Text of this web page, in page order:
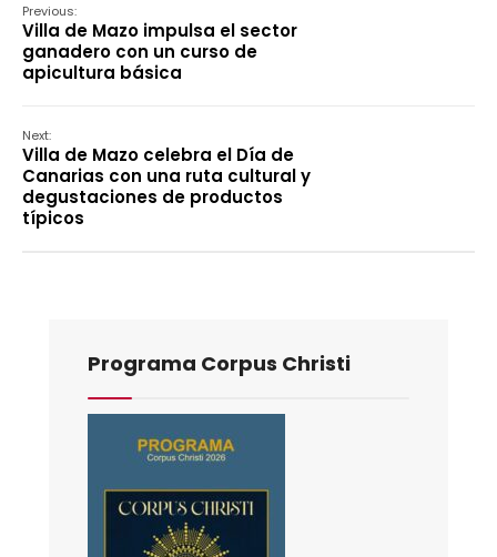
Previous:
Villa de Mazo impulsa el sector
ganadero con un curso de
apicultura básica
Next:
Villa de Mazo celebra el Día de
Canarias con una ruta cultural y
degustaciones de productos
típicos
Programa Corpus Christi